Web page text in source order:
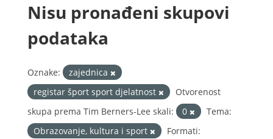
Nisu pronađeni skupovi
podataka
Oznake:
zajednica
registar šport sport djelatnost
Otvorenost
skupa prema Tim Berners-Lee skali:
0
Tema:
Obrazovanje, kultura i sport
Formati: